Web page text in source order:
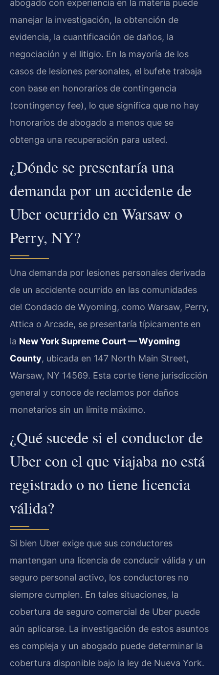
abogado con experiencia en la materia puede
manejar la investigación, la obtención de
evidencia, la cuantificación de daños, la
negociación y el litigio. En la mayoría de los
casos de lesiones personales, el bufete trabaja
con base en honorarios de contingencia
(contingency fee), lo que significa que no hay
honorarios de abogado a menos que se
obtenga una recuperación para usted.
¿Dónde se presentaría una
demanda por un accidente de
Uber ocurrido en Warsaw o
Perry, NY?
Una demanda por lesiones personales derivada
de un accidente ocurrido en las comunidades
del Condado de Wyoming, como Warsaw, Perry,
Attica o Arcade, se presentaría típicamente en
la New York Supreme Court — Wyoming
County, ubicada en 147 North Main Street,
Warsaw, NY 14569. Esta corte tiene jurisdicción
general y conoce de reclamos por daños
monetarios sin un límite máximo.
¿Qué sucede si el conductor de
Uber con el que viajaba no está
registrado o no tiene licencia
válida?
Si bien Uber exige que sus conductores
mantengan una licencia de conducir válida y un
seguro personal activo, los conductores no
siempre cumplen. En tales situaciones, la
cobertura de seguro comercial de Uber puede
aún aplicarse. La investigación de estos asuntos
es compleja y un abogado puede determinar la
cobertura disponible bajo la ley de Nueva York.